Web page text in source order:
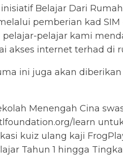
Belajar Dari
pemberian kad SIM
pelajar kami
akses internet terhad di
ini juga akan
Menengah Cina
learn
kuiz ulang kaji
Tahun 1 hingga